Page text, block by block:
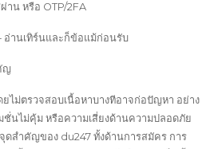
าน หรือ OTP/2FA
อ่านเทิร์นและก็ข้อแม้ก่อนรับ
ญ
ไม่ตรวจสอบเนื้อหาบางทีอาจก่อปัญหา อย่าง
ชั่นไม่คุ้ม หรือความเสี่ยงด้านความปลอดภัย
สำคัญของ du247 ทั้งด้านการสมัคร การ